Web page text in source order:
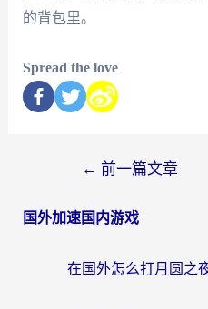
的背包里。
Spread the love
← 前一篇文章
国外加速国内游戏